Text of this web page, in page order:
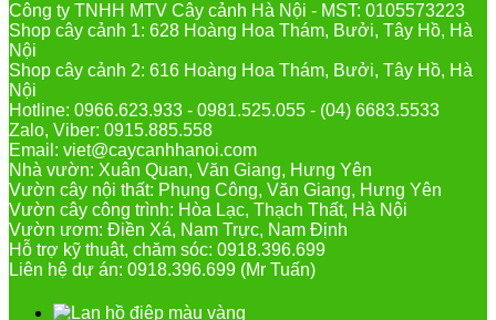
Công ty TNHH MTV Cây cảnh Hà Nội - MST: 0105573223
Shop cây cảnh 1: 628 Hoàng Hoa Thám, Bưởi, Tây Hồ, Hà
Nội
Shop cây cảnh 2: 616 Hoàng Hoa Thám, Bưởi, Tây Hồ, Hà
Nội
Hotline: 0966.623.933 - 0981.525.055 - (04) 6683.5533
Zalo, Viber: 0915.885.558
Email: viet@caycanhhanoi.com
Nhà vườn: Xuân Quan, Văn Giang, Hưng Yên
Vườn cây nội thất: Phụng Công, Văn Giang, Hưng Yên
Vườn cây công trình: Hòa Lạc, Thạch Thất, Hà Nội
Vườn ươm: Điền Xá, Nam Trực, Nam Định
Hỗ trợ kỹ thuật, chăm sóc: 0918.396.699
Liên hệ dự án: 0918.396.699 (Mr Tuấn)